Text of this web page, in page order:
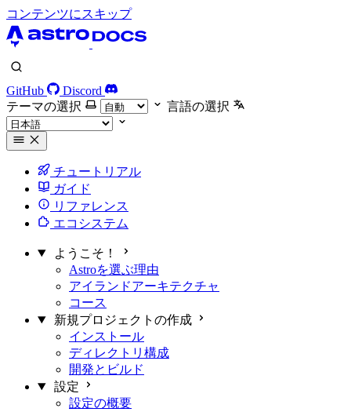
コンテンツにスキップ
GitHub
Discord
テーマの選択
言語の選択
チュートリアル
ガイド
リファレンス
エコシステム
ようこそ！
Astroを選ぶ理由
アイランドアーキテクチャ
コース
新規プロジェクトの作成
インストール
ディレクトリ構成
開発とビルド
設定
設定の概要